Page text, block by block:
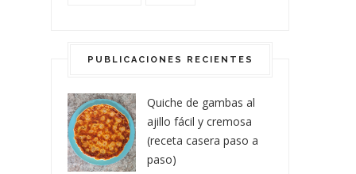
PUBLICACIONES RECIENTES
Quiche de gambas al
ajillo fácil y cremosa
(receta casera paso a
paso)